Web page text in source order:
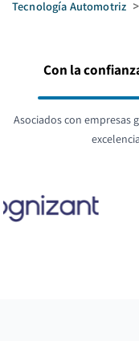
Tecnología Automotriz >
Con la
Asociados con empresas